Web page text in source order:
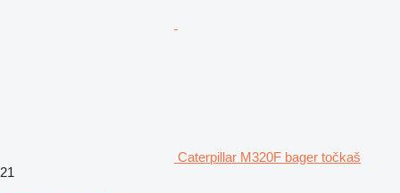
Caterpillar M320F bager točkaš
21